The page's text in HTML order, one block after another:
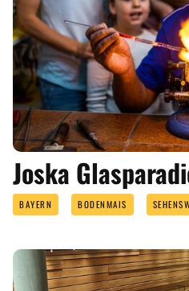
Joska
BAYERN BODENMAIS